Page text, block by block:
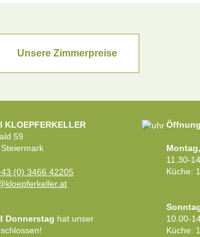
Unsere Zimmerpreise
KLOEPFERKELLER
59
(0) 3466 42205
Donnerstag hat unser
11.30-
Küche:
10.00-
Küche: